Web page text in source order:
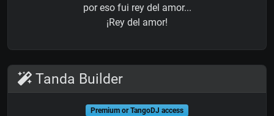
por eso fui rey del amor...
¡Rey del amor!
Tanda Builder
Premium or TangoDJ access